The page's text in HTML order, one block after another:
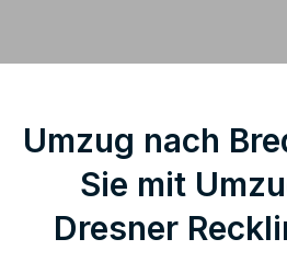
Umzug nach
Sie mit
Dresner